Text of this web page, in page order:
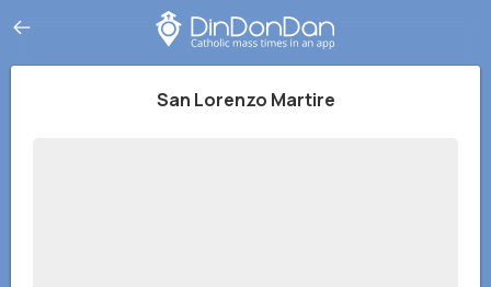
San Lorenzo Martire